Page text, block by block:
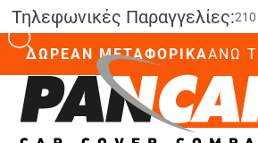
Τηλεφωνικές Παραγγελίες:
ΔΩΡΕΑΝ ΜΕΤΑΦΟΡΙΚΑΆΝΩ